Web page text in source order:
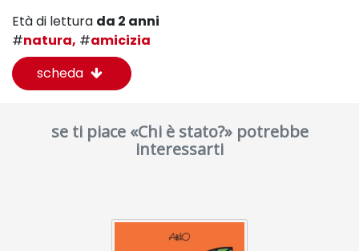
Età di lettura da 2 anni
#natura, #amicizia
scheda
se ti piace «Chi è stato?» potrebbe
interessarti